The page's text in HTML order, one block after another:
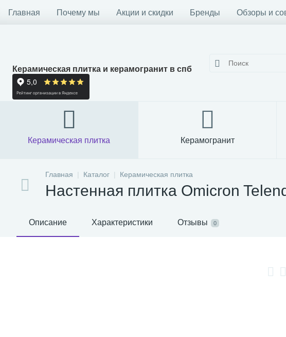
Главная Почему мы Акции и скидки Бренды Обзоры и
Керамическая плитка и керамогранит в спб
Керамическая плитка Керамогранит
Главная Каталог Керамическая плитка
Настенная плитка Omicron
Описание Характеристики Отзывы 0